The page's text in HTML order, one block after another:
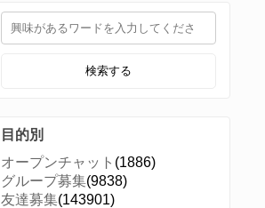
検索する
目的別
オープンチャット (1886)
グループ募集(9838)
友達募集(143901)